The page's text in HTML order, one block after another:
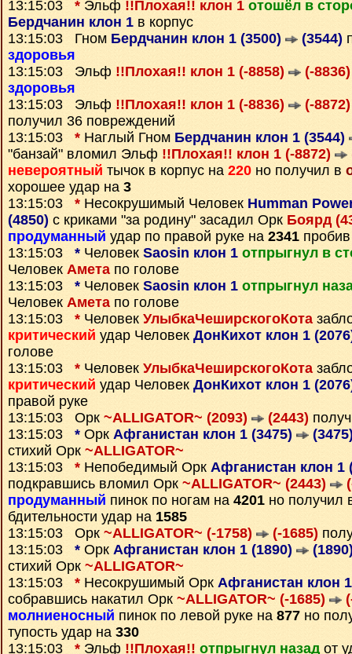
13:15:03 * Эльф !!Плохая!! клон 1 отошёл в
Бердчанин клон 1 в корпус
13:15:03 Гном Бердчанин клон 1 (3500) (3544)
здоровья
13:15:03 Эльф !!Плохая!! клон 1 (-8858) (-8836)
здоровья
13:15:03 Эльф !!Плохая!! клон 1 (-8836) (-8872)
получил 36 повреждений
13:15:03 * Наглый Гном Бердчанин клон 1 (3544)
"банзай" вломил Эльф !!Плохая!! клон 1 (-8872)
невероятный тычок в корпус на 220 но получил в
хорошее удар на 3
13:15:03 * Несокрушимый Человек Humman
(4850) с криками "за родину" засадил Орк Боярд
продуманный удар по правой руке на 2341
13:15:03 * Человек Saosin клон 1 отпрыгнул в
Человек Амета по голове
13:15:03 * Человек Saosin клон 1 отпрыгнул
Человек Амета по голове
13:15:03 * Человек УлыбкаЧеширскогоКота
критический удар Человек ДонКихот клон 1
голове
13:15:03 * Человек УлыбкаЧеширскогоКота
критический удар Человек ДонКихот клон 1
правой руке
13:15:03 Орк ~ALLIGATOR~ (2093) (2443)
13:15:03 * Орк Афганистан клон 1 (3475)
стихий Орк ~ALLIGATOR~
13:15:03 * Непобедимый Орк Афганистан клон 1
подкравшись вломил Орк ~ALLIGATOR~ (2443)
продуманный пинок по ногам на 4201 но получил
бдительности удар на 1585
13:15:03 Орк ~ALLIGATOR~ (-1758) (-1685)
13:15:03 * Орк Афганистан клон 1 (1890)
стихий Орк ~ALLIGATOR~
13:15:03 * Несокрушимый Орк Афганистан клон
собравшись накатил Орк ~ALLIGATOR~ (-1685)
молниеносный пинок по левой руке на 877 но
тупость удар на 330
13:15:03 * Эльф !!Плохая!! отпрыгнул назадот